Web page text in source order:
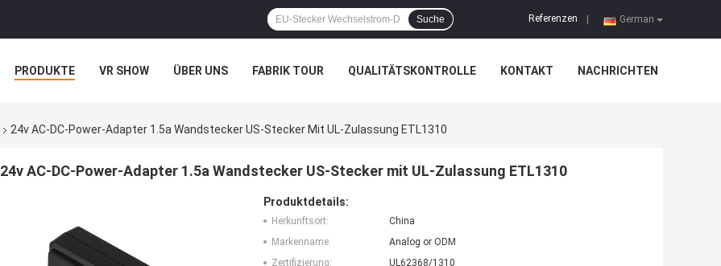
German
Referenzen
Suche
PRODUKTE VR SHOW ÜBER UNS FABRIK TOUR QUALITÄTSKONTROLLE KONTAKT NACHRICHTEN
24v AC-DC-Power-Adapter 1.5a Wandstecker US-Stecker Mit UL-Zulassung ETL1310
24v AC-DC-Power-Adapter 1.5a Wandstecker US-Stecker mit UL-Zulassung ETL1310
Produktdetails:
Herkunftsort:
China
Markenname:
Analog or ODM
Zertifizierung:
UL62368/1310